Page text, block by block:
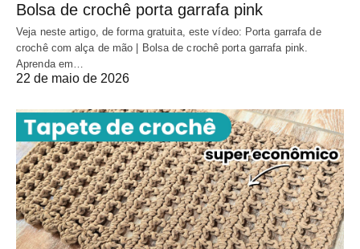
Bolsa de crochê porta garrafa pink
Veja neste artigo, de forma gratuita, este vídeo: Porta garrafa de
crochê com alça de mão | Bolsa de crochê porta garrafa pink.
Aprenda em…
22 de maio de 2026